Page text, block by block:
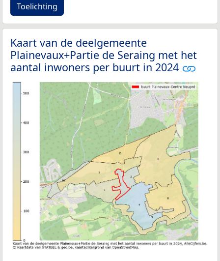
Toelichting
Kaart van de deelgemeente
Plainevaux+Partie de Seraing met het
aantal inwoners per buurt in 2024